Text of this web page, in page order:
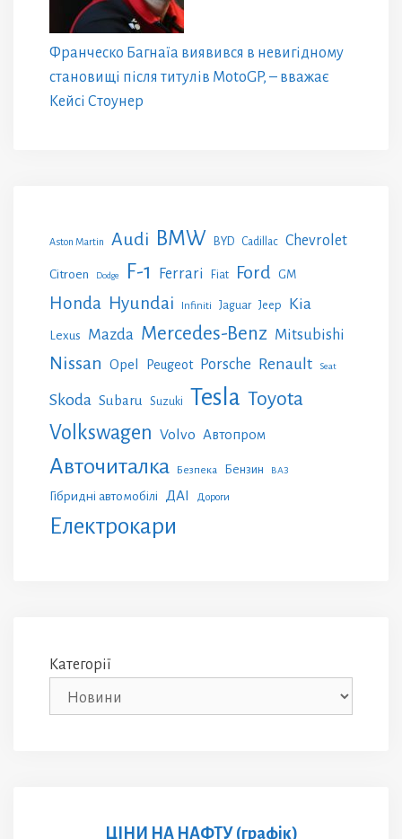
Франческо Багнаїа виявився в невигідному
становищі після титулів MotoGP, – вважає
Кейсі Стоунер
Aston Martin Audi BMW BYD Cadillac Chevrolet
Citroen Dodge F-1 Ferrari Fiat Ford GM
Honda Hyundai Infiniti Jaguar Jeep Kia
Lexus Mazda Mercedes-Benz Mitsubishi
Nissan Opel Peugeot Porsche Renault Seat
Skoda Subaru Suzuki Tesla Toyota
Volkswagen Volvo Автопром
Авточиталка Безпека Бензин ВАЗ
Гібридні автомобілі ДАІ Дороги
Електрокари
Категорії
ЦІНИ НА НАФТУ (графік)